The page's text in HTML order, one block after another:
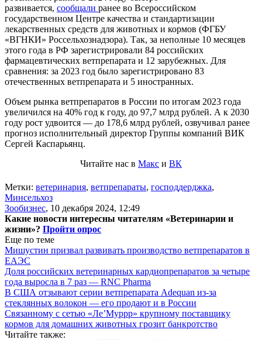
развивается, сообщали ранее во Всероссийском
государственном Центре качества и стандартизации
лекарственных средств для животных и кормов (ФГБУ
«ВГНКИ» Россельхознадзора). Так, за неполные 10 месяцев
этого года в РФ зарегистрировали 84 российских
фармацевтических ветпрепарата и 12 зарубежных. Для
сравнения: за 2023 год было зарегистрировано 83
отечественных ветпрепарата и 5 иностранных.
Объем рынка ветпрепаратов в России по итогам 2023 года
увеличился на 40% год к году, до 97,7 млрд рублей. А к 2030
году рост удвоится — до 178,6 млрд рублей, озвучивал ранее
прогноз исполнительный директор Группы компаний ВИК
Сергей Каспарьянц.
Читайте нас в Макс и ВК
Метки: ветеринария, ветпрепараты, господдерджка,
Минсельхоз
Зообизнес, 10 декабря 2024, 12:49
Какие новости интересны читателям «Ветеринарии и
жизни»? Пройти опрос
Еще по теме
Мишустин призвал развивать производство ветпрепаратов в
ЕАЭС
Доля российских ветеринарных кардиопрепаратов за четыре
года выросла в 7 раз — RNC Pharma
В США отзывают серии ветпрепарата Adequan из-за
стеклянных волокон — его продают и в России
Связанному с сетью «Ле’Муррр» крупному поставщику
кормов для домашних животных грозит банкротство
Читайте также: